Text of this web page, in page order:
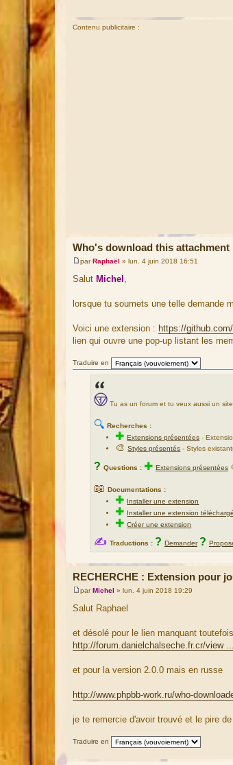
Contenu publicitaire :
Who's download this attachment
M
e
s
g
parRaphaël » lun. 4 juin 2018 16:51
Salut Michel
lorsque tu soumets une telle demande
Voici une extension : https://
lien qui ouvre une pop-up listant les
Traduire en
Tu as un forum et tu veux aussi un
🔍 Recherches :
✚Extensions présentées -
🎨Styles présentés - Styles
? Questions : ✚ Extensions présentées
📖 Documentations :
✚ Installer une extension
✚ Installer une extension
✚Créer une extension
✍ Traductions : ? Demander ?
RECHERCHE : Extension pour
M
e
s
g
e
parMichel » lun. 4 juin 2018 19:29
Salut Raphael
et désolé pour le lien manquant
http://forum.danielchalseche.fr.cr/view
et pour la version 2.0.0 mais en russe
http://www.phpbb-work.ru/who-
je te remercie d'avoir trouvé et le pire
Traduire en